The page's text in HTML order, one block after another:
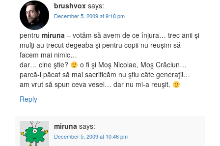
brushvox says:
December 5, 2009 at 9:18 pm
pentru miruna – votăm să avem de ce înjura… trec anii şi
mulţi au trecut degeaba şi pentru copii nu reuşim să
facem mai nimic…
dar… cine ştie?
o fi şi Moş Nicolae, Moş Crăciun…
parcă-i păcat să mai sacrificăm nu ştiu câte generaţii…
am vrut să spun ceva vesel… dar nu mi-a reuşit.
Reply
miruna says:
December 5, 2009 at 10:46 pm